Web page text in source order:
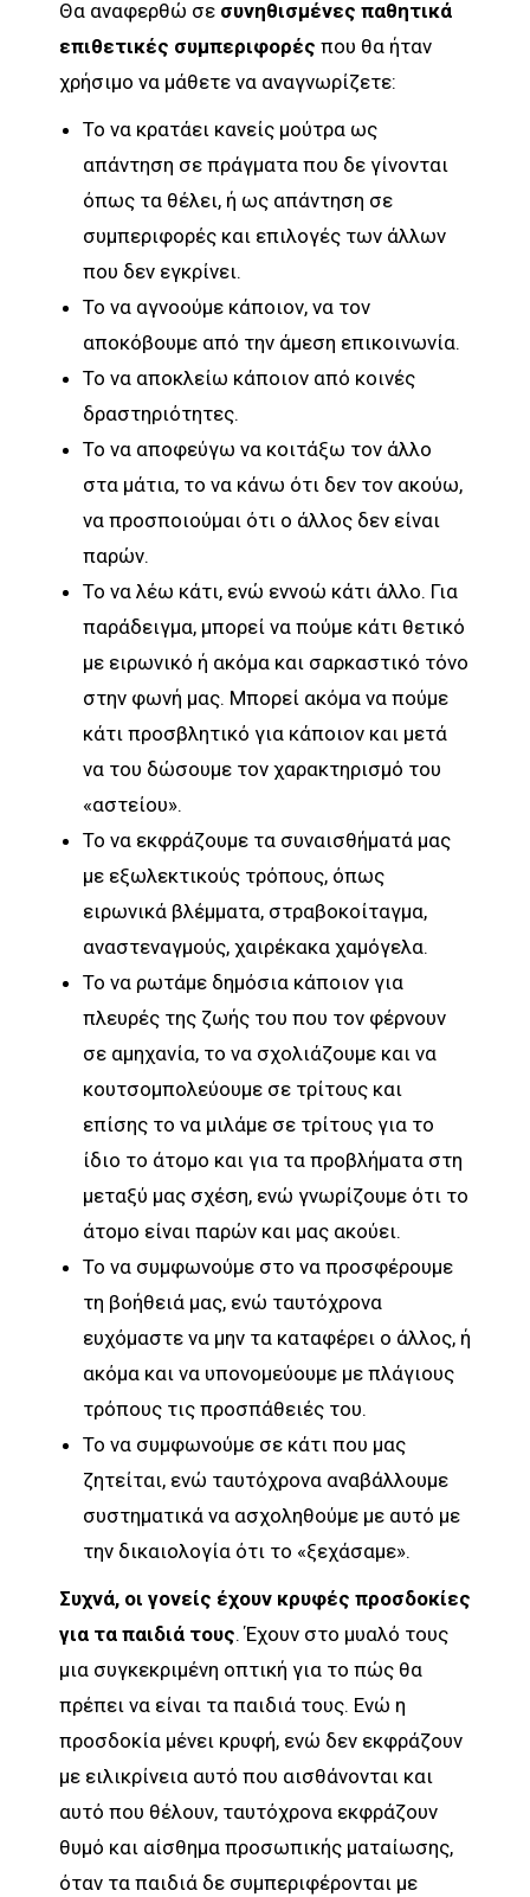
Θα αναφερθώ σε συνηθισμένες παθητικά
επιθετικές συμπεριφορές που θα ήταν
χρήσιμο να μάθετε να αναγνωρίζετε:
Το να κρατάει κανείς μούτρα ως
απάντηση σε πράγματα που δε γίνονται
όπως τα θέλει, ή ως απάντηση σε
συμπεριφορές και επιλογές των άλλων
που δεν εγκρίνει.
Το να αγνοούμε κάποιον, να τον
αποκόβουμε από την άμεση επικοινωνία.
Το να αποκλείω κάποιον από κοινές
δραστηριότητες.
Το να αποφεύγω να κοιτάξω τον άλλο
στα μάτια, το να κάνω ότι δεν τον ακούω,
να προσποιούμαι ότι ο άλλος δεν είναι
παρών.
Το να λέω κάτι, ενώ εννοώ κάτι άλλο. Για
παράδειγμα, μπορεί να πούμε κάτι θετικό
με ειρωνικό ή ακόμα και σαρκαστικό τόνο
στην φωνή μας. Μπορεί ακόμα να πούμε
κάτι προσβλητικό για κάποιον και μετά
να του δώσουμε τον χαρακτηρισμό του
«αστείου».
Το να εκφράζουμε τα συναισθήματά μας
με εξωλεκτικούς τρόπους, όπως
ειρωνικά βλέμματα, στραβοκοίταγμα,
αναστεναγμούς, χαιρέκακα χαμόγελα.
Το να ρωτάμε δημόσια κάποιον για
πλευρές της ζωής του που τον φέρνουν
σε αμηχανία, το να σχολιάζουμε και να
κουτσομπολεύουμε σε τρίτους και
επίσης το να μιλάμε σε τρίτους για το
ίδιο το άτομο και για τα προβλήματα στη
μεταξύ μας σχέση, ενώ γνωρίζουμε ότι το
άτομο είναι παρών και μας ακούει.
Το να συμφωνούμε στο να προσφέρουμε
τη βοήθειά μας, ενώ ταυτόχρονα
ευχόμαστε να μην τα καταφέρει ο άλλος, ή
ακόμα και να υπονομεύουμε με πλάγιους
τρόπους τις προσπάθειές του.
Το να συμφωνούμε σε κάτι που μας
ζητείται, ενώ ταυτόχρονα αναβάλλουμε
συστηματικά να ασχοληθούμε με αυτό με
την δικαιολογία ότι το «ξεχάσαμε».
Συχνά, οι γονείς έχουν κρυφές προσδοκίες
για τα παιδιά τους. Έχουν στο μυαλό τους
μια συγκεκριμένη οπτική για το πώς θα
πρέπει να είναι τα παιδιά τους. Ενώ η
προσδοκία μένει κρυφή, ενώ δεν εκφράζουν
με ειλικρίνεια αυτό που αισθάνονται και
αυτό που θέλουν, ταυτόχρονα εκφράζουν
θυμό και αίσθημα προσωπικής ματαίωσης,
όταν τα παιδιά δε συμπεριφέρονται με